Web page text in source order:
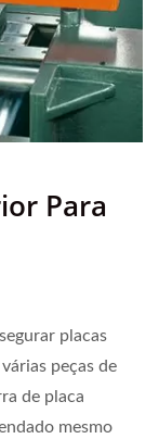
Para
placas
peças de
de placa
mesmo